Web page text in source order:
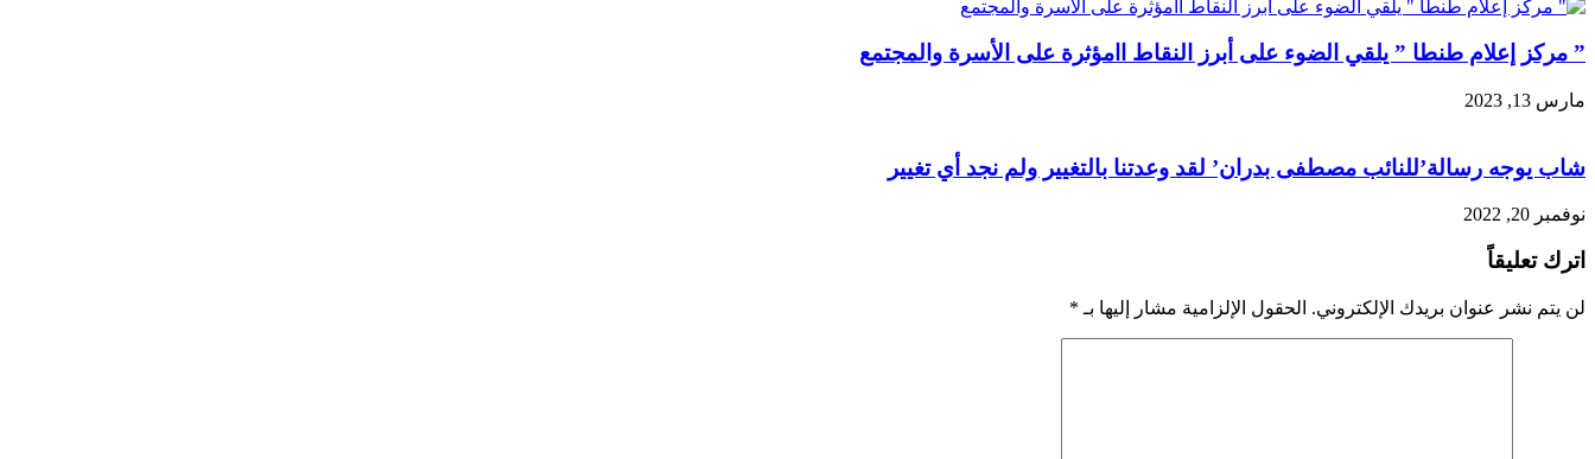
” مركز إعلام طنطا ” يلقي الضوء على أبرز النقاط اامؤثرة على الأسرة والمجتمع
مارس 13, 2023
شاب يوجه رسالة’للنائب مصطفى بدران’ لقد وعدتنا بالتغيير ولم نجد أي تغيير
نوفمبر 20, 2022
اترك تعليقاً
لن يتم نشر عنوان بريدك الإلكتروني. الحقول الإلزامية مشار إليها بـ *